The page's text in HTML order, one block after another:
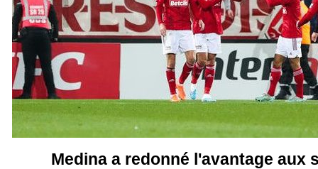
Medina a redonné l'avantage aux